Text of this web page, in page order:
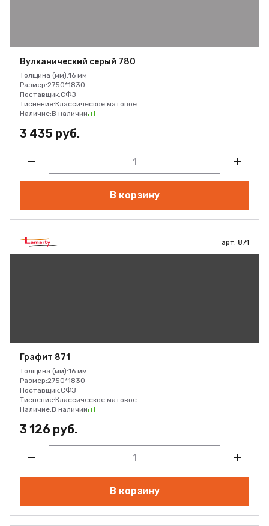
Вулканический серый 780
Толщина (мм):16 мм
Размер:2750*1830
Поставщик:СФЗ
Тиснение:Классическое матовое
Наличие:В наличии
3 435 руб.
В корзину
арт. 871
Графит 871
Толщина (мм):16 мм
Размер:2750*1830
Поставщик:СФЗ
Тиснение:Классическое матовое
Наличие:В наличии
3 126 руб.
В корзину